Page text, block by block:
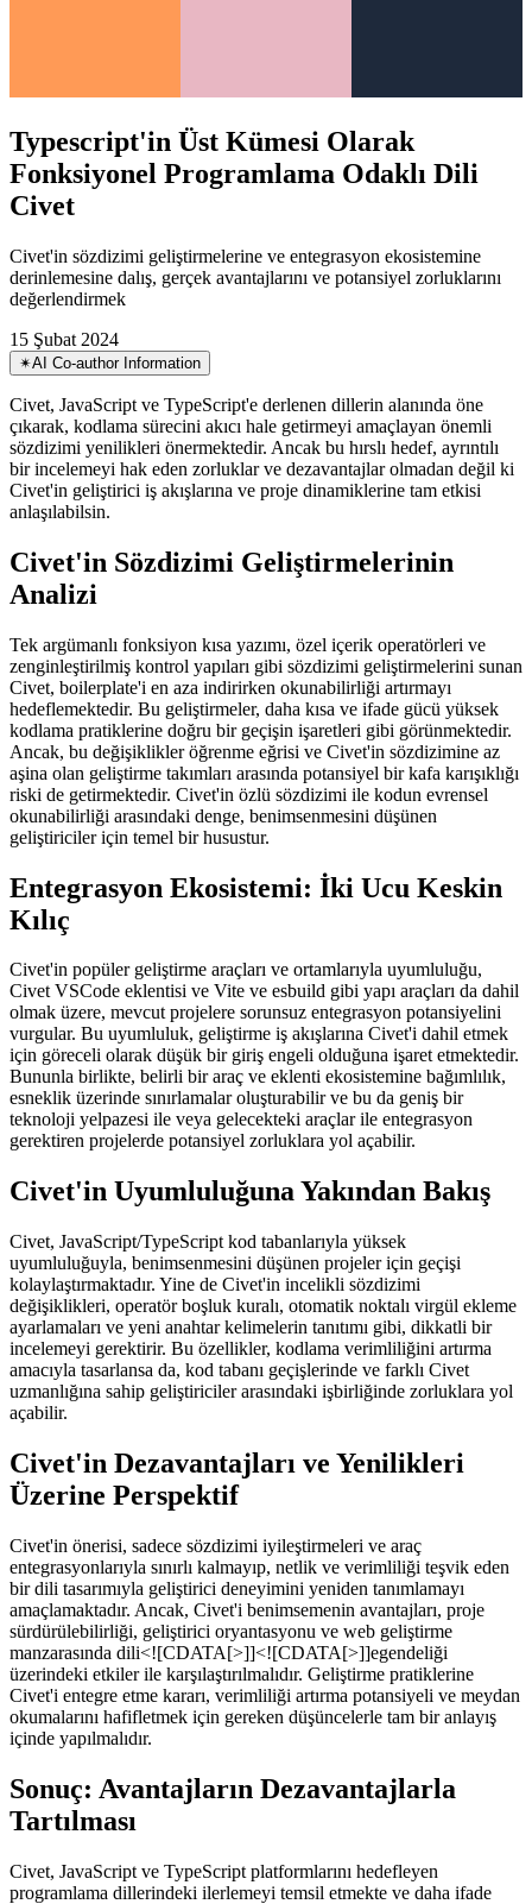
Typescript'in Üst Kümesi Olarak
Civet
derinlemesine dalış, gerçek avantajlarını ve potansiyel zorluklarını
değerlendirmek
15 Şubat 2024
✴︎AI Co-author Information
Civet, JavaScript ve TypeScript'e derlenen dillerin alanında öne
çıkarak, kodlama sürecini akıcı hale getirmeyi amaçlayan önemli
sözdizimi yenilikleri önermektedir. Ancak bu hırslı hedef, ayrıntılı
Civet'in geliştirici iş akışlarına ve proje dinamiklerine tam etkisi
anlaşılabilsin.
Analizi
Tek argümanlı fonksiyon kısa yazımı, özel içerik operatörleri ve
zenginleştirilmiş kontrol yapıları gibi sözdizimi geliştirmelerini sunan
Civet, boilerplate'i en aza indirirken okunabilirliği artırmayı
hedeflemektedir. Bu geliştirmeler, daha kısa ve ifade gücü yüksek
kodlama pratiklerine doğru bir geçişin işaretleri gibi görünmektedir.
Ancak, bu değişiklikler öğrenme eğrisi ve Civet'in sözdizimine az
aşina olan geliştirme takımları arasında potansiyel bir kafa karışıklığı
okunabilirliği arasındaki denge, benimsenmesini düşünen
geliştiriciler için temel bir husustur.
Kılıç
Civet'in popüler geliştirme araçları ve ortamlarıyla uyumluluğu,
Civet VSCode eklentisi ve Vite ve esbuild gibi yapı araçları da dahil
olmak üzere, mevcut projelere sorunsuz entegrasyon potansiyelini
vurgular. Bu uyumluluk, geliştirme iş akışlarına Civet'i dahil etmek
için göreceli olarak düşük bir giriş engeli olduğuna işaret etmektedir.
Bununla birlikte, belirli bir araç ve eklenti ekosistemine bağımlılık,
teknoloji yelpazesi ile veya gelecekteki araçlar ile entegrasyon
gerektiren projelerde potansiyel zorluklara yol açabilir.
Civet'in Uyumluluğuna Yakından Bakış
Civet, JavaScript/TypeScript kod tabanlarıyla yüksek
uyumluluğuyla, benimsenmesini düşünen projeler için geçişi
kolaylaştırmaktadır. Yine de Civet'in incelikli sözdizimi
değişiklikleri, operatör boşluk kuralı, otomatik noktalı virgül ekleme
ayarlamaları ve yeni anahtar kelimelerin tanıtımı gibi, dikkatli bir
incelemeyi gerektirir. Bu özellikler, kodlama verimliliğini artırma
uzmanlığına sahip geliştiriciler arasındaki işbirliğinde zorluklara yol
açabilir.
Üzerine Perspektif
Civet'in önerisi, sadece sözdizimi iyileştirmeleri ve araç
entegrasyonlarıyla sınırlı kalmayıp, netlik ve verimliliği teşvik eden
bir dili tasarımıyla geliştirici deneyimini yeniden tanımlamayı
amaçlamaktadır. Ancak, Civet'i benimsemenin avantajları, proje
sürdürülebilirliği, geliştirici oryantasyonu ve web geliştirme
manzarasında dili<![CDATA[>]]<![CDATA[>]]egendeliği
üzerindeki etkiler ile karşılaştırılmalıdır. Geliştirme pratiklerine
okumalarını hafifletmek için gereken düşüncelerle tam bir anlayış
içinde yapılmalıdır.
Tartılması